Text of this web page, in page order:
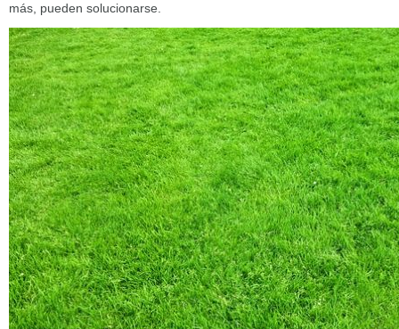
más, pueden solucionarse.